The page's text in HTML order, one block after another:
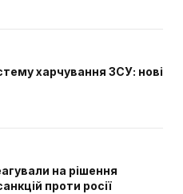
харчування ЗСУ: нові
на рішення
проти росії